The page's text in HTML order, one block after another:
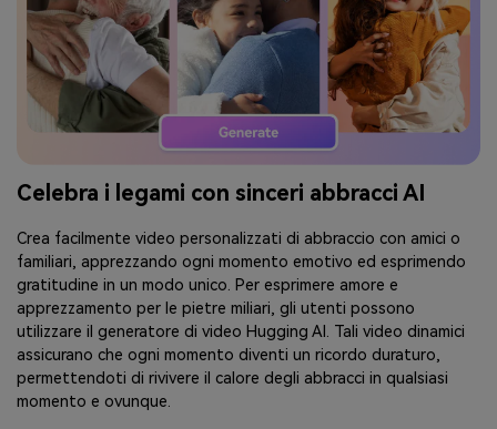
Celebra i legami con sinceri abbracci AI
Crea facilmente video personalizzati di abbraccio con amici o
familiari, apprezzando ogni momento emotivo ed esprimendo
gratitudine in un modo unico. Per esprimere amore e
apprezzamento per le pietre miliari, gli utenti possono
utilizzare il generatore di video Hugging AI. Tali video dinamici
assicurano che ogni momento diventi un ricordo duraturo,
permettendoti di rivivere il calore degli abbracci in qualsiasi
momento e ovunque.